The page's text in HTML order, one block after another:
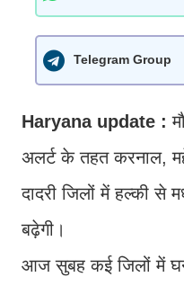
Telegram Group
Haryana update :
अलर्ट के तहत करनाल,
दादरी जिलों में हल्की से
बढ़ेगी।
आज सुबह कई जिलों में